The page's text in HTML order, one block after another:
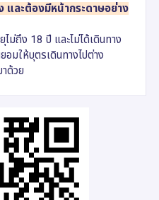
และต้องมีหน้ากระดาษอย่าง
ม่ถึง 18 ปี และไม่ได้เดินทาง
มให้บุตรเดินทางไปต่าง
ด้วย